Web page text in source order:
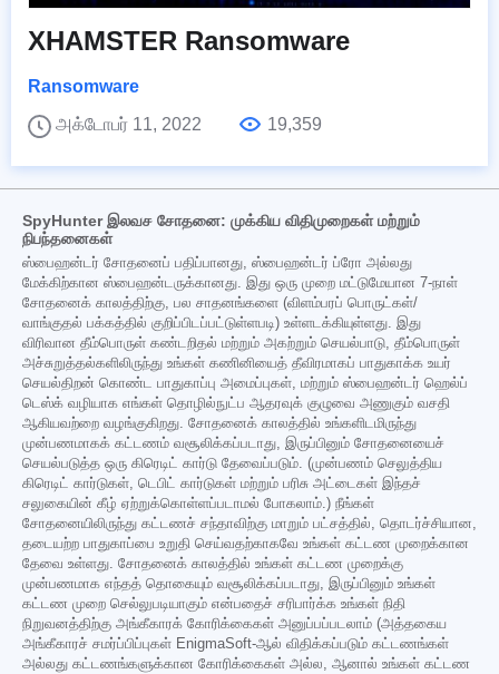
XHAMSTER Ransomware
Ransomware
அக்டோபர் 11, 2022
19,359
SpyHunter இலவச சோதனை: முக்கிய விதிமுறைகள் மற்றும்
நிபந்தனைகள்
ஸ்பைஹன்டர் சோதனைப் பதிப்பானது, ஸ்பைஹன்டர் ப்ரோ அல்லது
மேக்கிற்கான ஸ்பைஹன்டருக்கானது. இது ஒரு முறை மட்டுமேயான 7-நாள்
சோதனைக் காலத்திற்கு, பல சாதனங்களை (விளம்பரப் பொருட்கள்/
வாங்குதல் பக்கத்தில் குறிப்பிடப்பட்டுள்ளபடி) உள்ளடக்கியுள்ளது. இது
விரிவான தீம்பொருள் கண்டறிதல் மற்றும் அகற்றும் செயல்பாடு, தீம்பொருள்
அச்சுறுத்தல்களிலிருந்து உங்கள் கணினியைத் தீவிரமாகப் பாதுகாக்க உயர்
செயல்திறன் கொண்ட பாதுகாப்பு அமைப்புகள், மற்றும் ஸ்பைஹன்டர் ஹெல்ப்
டெஸ்க் வழியாக எங்கள் தொழில்நுட்ப ஆதரவுக் குழுவை அணுகும் வசதி
ஆகியவற்றை வழங்குகிறது. சோதனைக் காலத்தில் உங்களிடமிருந்து
முன்பணமாகக் கட்டணம் வசூலிக்கப்படாது, இருப்பினும் சோதனையைச்
செயல்படுத்த ஒரு கிரெடிட் கார்டு தேவைப்படும். (முன்பணம் செலுத்திய
கிரெடிட் கார்டுகள், டெபிட் கார்டுகள் மற்றும் பரிசு அட்டைகள் இந்தச்
சலுகையின் கீழ் ஏற்றுக்கொள்ளப்படாமல் போகலாம்.) நீங்கள்
சோதனையிலிருந்து கட்டணச் சந்தாவிற்கு மாறும் பட்சத்தில், தொடர்ச்சியான,
தடையற்ற பாதுகாப்பை உறுதி செய்வதற்காகவே உங்கள் கட்டண முறைக்கான
தேவை உள்ளது. சோதனைக் காலத்தில் உங்கள் கட்டண முறைக்கு
முன்பணமாக எந்தத் தொகையும் வசூலிக்கப்படாது, இருப்பினும் உங்கள்
கட்டண முறை செல்லுபடியாகும் என்பதைச் சரிபார்க்க உங்கள் நிதி
நிறுவனத்திற்கு அங்கீகாரக் கோரிக்கைகள் அனுப்பப்படலாம் (அத்தகைய
அங்கீகாரச் சமர்ப்பிப்புகள் EnigmaSoft-ஆல் விதிக்கப்படும் கட்டணங்கள்
அல்லது கட்டணங்களுக்கான கோரிக்கைகள் அல்ல, ஆனால் உங்கள் கட்டண